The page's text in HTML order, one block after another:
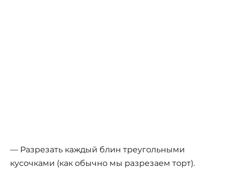
— Разрезать каждый блин треугольными
кусочками (как обычно мы разрезаем торт).